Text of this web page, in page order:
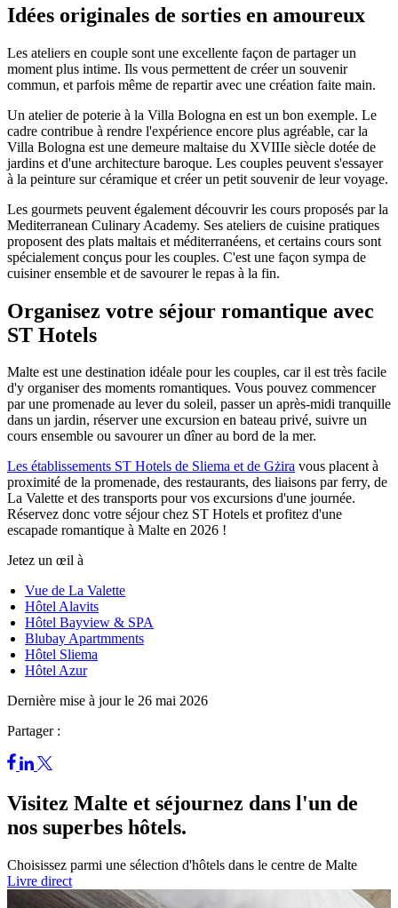
Idées originales de sorties en amoureux
Les ateliers en couple sont une excellente façon de partager un
moment plus intime. Ils vous permettent de créer un souvenir
commun, et parfois même de repartir avec une création faite main.
Un atelier de poterie à la Villa Bologna en est un bon exemple. Le
cadre contribue à rendre l'expérience encore plus agréable, car la
Villa Bologna est une demeure maltaise du XVIIIe siècle dotée de
jardins et d'une architecture baroque. Les couples peuvent s'essayer
à la peinture sur céramique et créer un petit souvenir de leur voyage.
Les gourmets peuvent également découvrir les cours proposés par la
Mediterranean Culinary Academy. Ses ateliers de cuisine pratiques
proposent des plats maltais et méditerranéens, et certains cours sont
spécialement conçus pour les couples. C'est une façon sympa de
cuisiner ensemble et de savourer le repas à la fin.
Organisez votre séjour romantique avec
ST Hotels
Malte est une destination idéale pour les couples, car il est très facile
d'y organiser des moments romantiques. Vous pouvez commencer
par une promenade au lever du soleil, passer un après-midi tranquille
dans un jardin, réserver une excursion en bateau privé, suivre un
cours ensemble ou savourer un dîner au bord de la mer.
Les établissements ST Hotels de Sliema et de Gżira vous placent à
proximité de la promenade, des restaurants, des liaisons par ferry, de
La Valette et des transports pour vos excursions d'une journée.
Réservez donc votre séjour chez ST Hotels et profitez d'une
escapade romantique à Malte en 2026 !
Jetez un œil à
Vue de La Valette
Hôtel Alavits
Hôtel Bayview & SPA
Blubay Apartmments
Hôtel Sliema
Hôtel Azur
Dernière mise à jour le 26 mai 2026
Partager :
Visitez Malte et séjournez dans l'un de
nos superbes hôtels.
Choisissez parmi une sélection d'hôtels dans le centre de Malte
Livre direct